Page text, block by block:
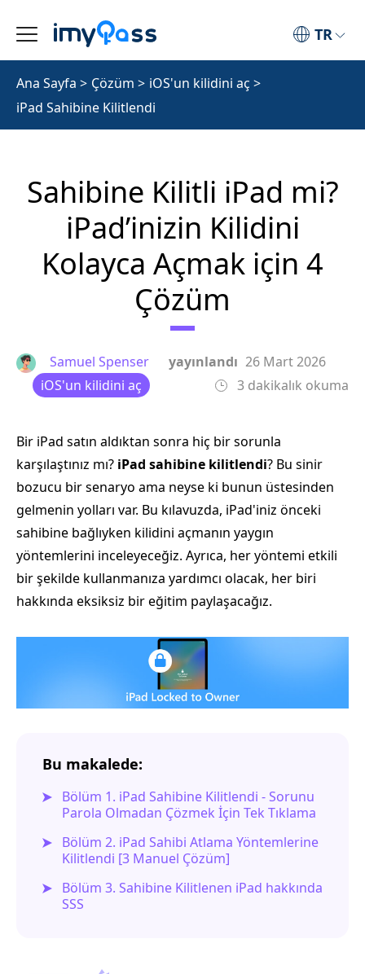
TR
Ana Sayfa > Çözüm > iOS'un kilidini aç >
iPad Sahibine Kilitlendi
Sahibine Kilitli iPad mi?
iPad’inizin Kilidini
Kolayca Açmak için 4
Çözüm
Samuel Spenser yayınlandı 26 Mart 2026
iOS'un kilidini aç
3 dakikalık okuma
Bir iPad satın aldıktan sonra hiç bir sorunla
karşılaştınız mı? iPad sahibine kilitlendi? Bu sinir
bozucu bir senaryo ama neyse ki bunun üstesinden
gelmenin yolları var. Bu kılavuzda, iPad'iniz önceki
sahibine bağlıyken kilidini açmanın yaygın
yöntemlerini inceleyeceğiz. Ayrıca, her yöntemi etkili
bir şekilde kullanmanıza yardımcı olacak, her biri
hakkında eksiksiz bir eğitim paylaşacağız.
Bu makalede:
Bölüm 1. iPad Sahibine Kilitlendi - Sorunu
Parola Olmadan Çözmek İçin Tek Tıklama
Bölüm 2. iPad Sahibi Atlama Yöntemlerine
Kilitlendi [3 Manuel Çözüm]
Bölüm 3. Sahibine Kilitlenen iPad hakkında
SSS